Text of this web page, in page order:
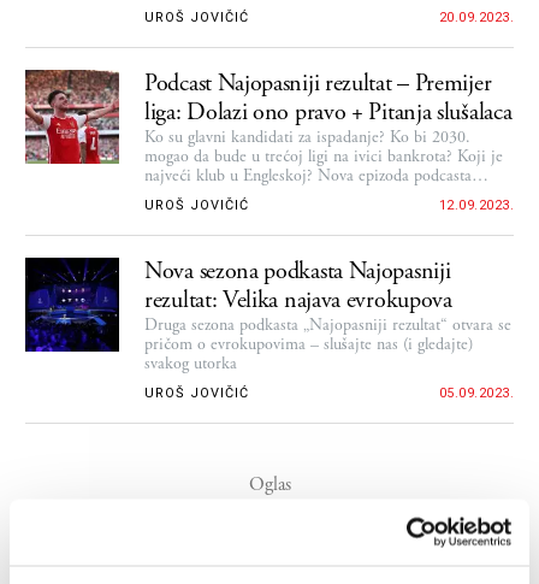
UROŠ JOVIČIĆ 20.09.2023.
Podcast Najopasniji rezultat – Premijer
liga: Dolazi ono pravo + Pitanja slušalaca
Ko su glavni kandidati za ispadanje? Ko bi 2030.
mogao da bude u trećoj ligi na ivici bankrota? Koji je
najveći klub u Engleskoj? Nova epizoda podcasta
Najopasniji rezultat
UROŠ JOVIČIĆ 12.09.2023.
Nova sezona podkasta Najopasniji
rezultat: Velika najava evrokupova
Druga sezona podkasta „Najopasniji rezultat“ otvara se
pričom o evrokupovima – slušajte nas (i gledajte)
svakog utorka
UROŠ JOVIČIĆ 05.09.2023.